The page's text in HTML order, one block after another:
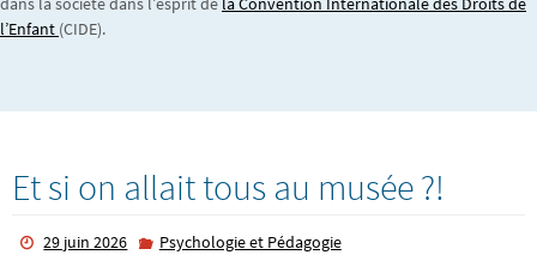
dans la société dans l’esprit de la Convention Internationale des Droits de
l’Enfant (CIDE).
Et si on allait tous au musée ?!
29 juin 2026 Psychologie et Pédagogie